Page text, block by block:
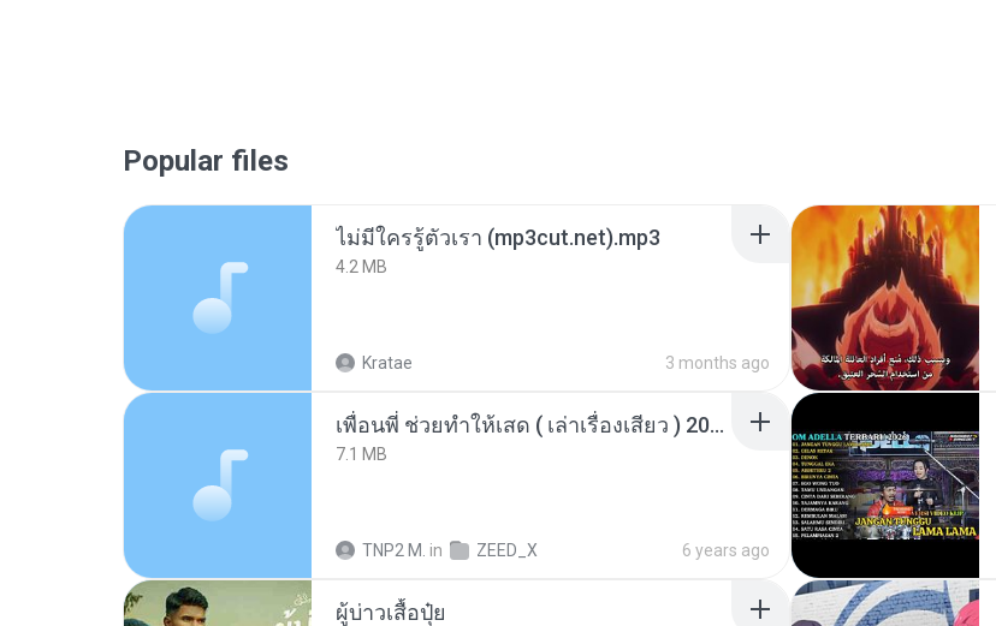
Popular files
ไม่มีใครรู้ตัวเรา (mp3cut.net).mp3
4.2 MB
Kratae 3 months ago
เพื่อนพี่ ช่วยทำให้เสด ( เล่าเรื่องเสียว ) 201.mp3
7.1 MB
TNP2 M. in ZEED_X 6 years ago
ผู้บ่าวเสื้อปุ๋ย